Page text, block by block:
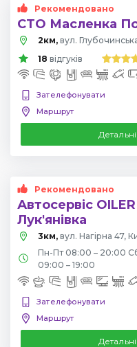
Рекомендовано
СТО Масленка
2км, вул. Глубочинська
18 відгуків
Зателефонувати
Маршрут
Рекомендовано
Автосервіс OILER
Лук'янівка
3км, вул. Нагірна 47,
Пн-Пт 08:00 – 20:00
09:00 – 19:00
Зателефонувати
Маршрут